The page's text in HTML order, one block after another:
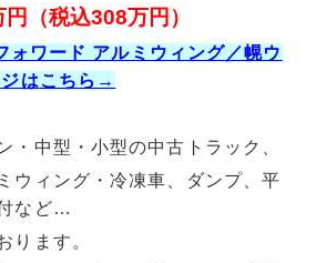
（税込308万円）
ォワード アルミウィング／幌ウ
はこちら→
・中型・小型の中古トラック、
ウィング・冷凍車、ダンプ、平
など…
ります。